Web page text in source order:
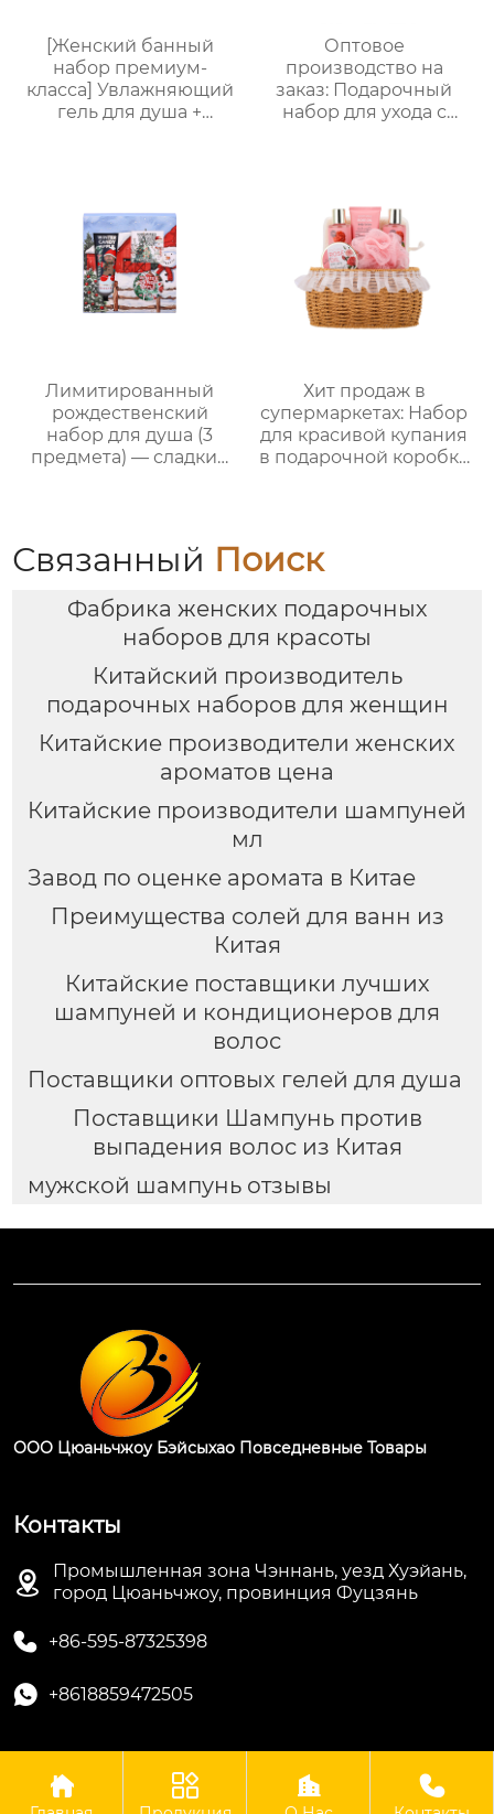
[Женский банный
набор премиум-
класса] Увлажняющий
гель для душа +
праздничный
подарок, возможность
нанесения логотипа
Оптовое
производство на
заказ: Подарочный
набор для ухода с
для расслабления
женщин, мам и
подруг.
Лимитированный
рождественский
набор для душа (3
предмета) — сладкий
Хит продаж в
супермаркетах: Набор
для красивой купания
в подарочной коробке
соль для ванны +
губка sponge +
кружевная корзинка.
Полный спектр услуг
OEM/ODM. Любимый
выбор женщин.
Подходит для личного
использования и в
качестве подарка!
Связанный Поиск
Фабрика женских подарочных
наборов для красоты
Китайский производитель
подарочных наборов для женщин
Китайские производители женских
ароматов цена
Китайские производители шампуней
мл
Завод по оценке аромата в Китае
Преимущества солей для ванн из
Китая
Китайские поставщики лучших
шампуней и кондиционеров для
волос
Поставщики оптовых гелей для душа
Поставщики Шампунь против
выпадения волос из Китая
мужской шампунь отзывы
ООО Цюаньчжоу Бэйсыхао Повседневные Товары
Контакты

Промышленная зона Чэннань, уезд Хуэйань,
город Цюаньчжоу, провинция Фуцзянь
 +86-595-87325398
 +8618859472505
Авторские права © ООО Цюаньчжоу Бэйсыхао
Повседневные Товары
   